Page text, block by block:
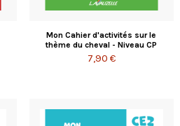
Mon Cahier d'activités sur le
thème du cheval - Niveau CP
7,90 €